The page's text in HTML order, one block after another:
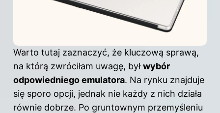
Warto tutaj zaznaczyć, że kluczową sprawą,
na którą zwróciłam uwagę, byłwybór
odpowiedniego emulatora. Na rynku znajduje
się sporo opcji, jednak nie każdy z nich działa
równie dobrze. Po gruntownym przemyśleniu